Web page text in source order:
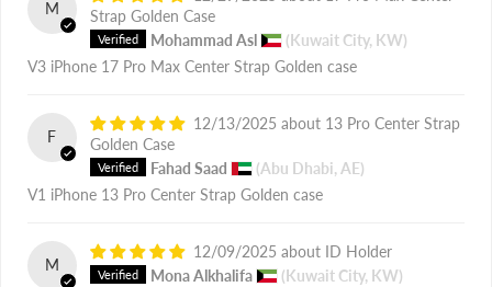
M
Strap Golden Case
Mohammad Asl
(Kuwait City, KW)
V3 iPhone 17 Pro Max Center Strap Golden case
F
12/13/2025
13 Pro Center Strap
Golden Case
Fahad Saad
(Abu Dhabi, AE)
V1 iPhone 13 Pro Center Strap Golden case
M
12/09/2025
ID Holder
Mona Alkhalifa
(Kuwait City, KW)